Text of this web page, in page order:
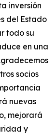
inversión
del Estado
todo su
en una
socios
nuevas
mejorará
y